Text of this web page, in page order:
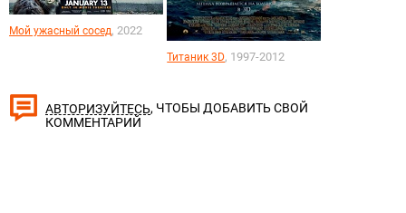
Мой ужасный сосед, 2022
Титаник 3D, 1997-2012
АВТОРИЗУЙТЕСЬ, ЧТОБЫ ДОБАВИТЬ СВОЙ
КОММЕНТАРИЙ